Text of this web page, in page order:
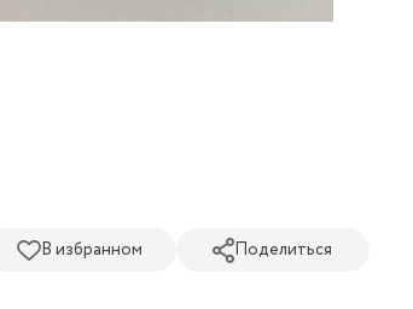
В избранном Поделиться